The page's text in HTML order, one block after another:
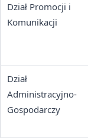
Dział Promocji i
Komunikacji
Dział
Administracyjno-
Gospodarczy